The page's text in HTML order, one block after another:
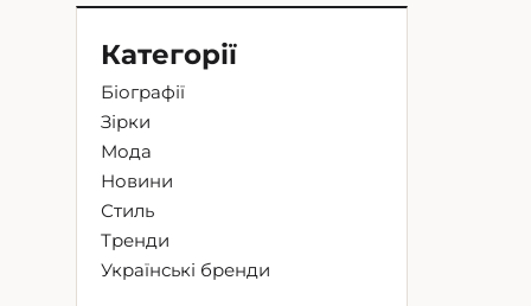
Категорії
Біографії
Зірки
Мода
Новини
Стиль
Тренди
Українські бренди